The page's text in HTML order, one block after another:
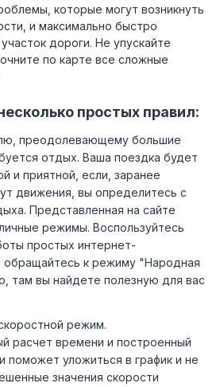
которые могут возникнуть
и максимально быстро
дороги. Не упускайте
по карте все сложные
простых правил:
преодолевающему большие
отдых. Ваша поездка будет
и приятной, если, заранее
движения, вы определитесь с
Представленная на сайте
режимы. Воспользуйтесь
простых интернет-
обращайтесь к режиму "Народная
там вы найдете полезную для вас
режим.
расчет времени и построенный
поможет уложиться в график и не
значения скорости